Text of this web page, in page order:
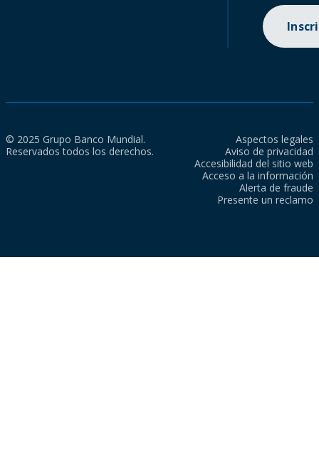
© 2025 Grupo Banco Mundial.
Reservados todos los derechos.
Aspectos legales
Aviso de privacidad
Accesibilidad del sitio web
Acceso a la información
Alerta de fraude
Presente un reclamo